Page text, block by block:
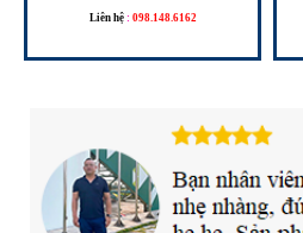
Liên hệ : 098.148.6162